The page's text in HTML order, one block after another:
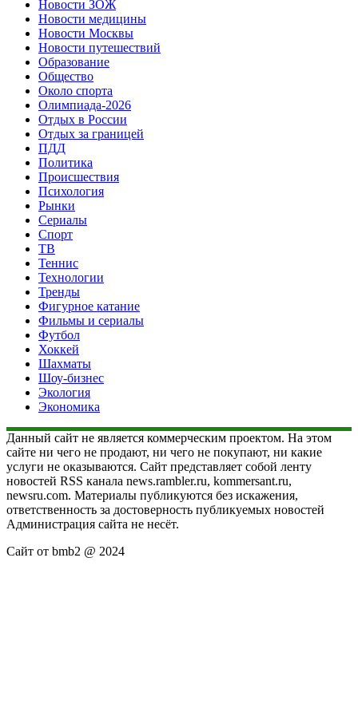
Новости ЗОЖ
Новости медицины
Новости Москвы
Новости путешествий
Образование
Общество
Около спорта
Олимпиада-2026
Отдых в России
Отдых за границей
ПДД
Политика
Происшествия
Психология
Рынки
Сериалы
Спорт
ТВ
Теннис
Технологии
Тренды
Фигурное катание
Фильмы и сериалы
Футбол
Хоккей
Шахматы
Шоу-бизнес
Экология
Экономика
Данный сайт не является коммерческим проектом. На этом
сайте ни чего не продают, ни чего не покупают, ни какие
услуги не оказываются. Сайт представляет собой ленту
новостей RSS канала news.rambler.ru, kommersant.ru,
newsru.com. Материалы публикуются без искажения,
ответственность за достоверность публикуемых новостей
Администрация сайта не несёт.
Сайт от bmb2 @ 2024